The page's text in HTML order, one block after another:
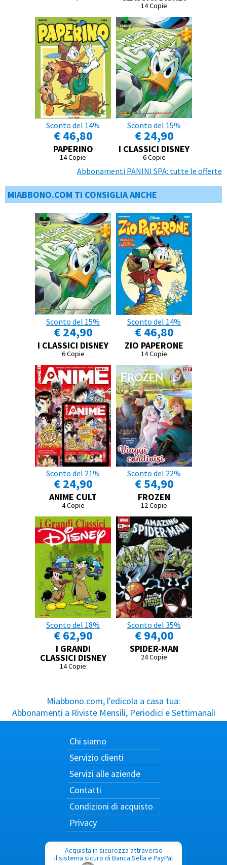
14 Copie
Sconto del 14%
€ 46,80
PAPERINO
14 Copie
Sconto del 15%
€ 24,90
I CLASSICI DISNEY
6 Copie
Abbonamenti PANINI SPA: tutte le offerte
MIABBONO.COM TI CONSIGLIA ANCHE
Sconto del 15%
€ 24,90
I CLASSICI DISNEY
6 Copie
Sconto del 14%
€ 46,80
ZIO PAPERONE
14 Copie
Sconto del 21%
€ 24,90
ANIME CULT
4 Copie
Sconto del 22%
€ 54,90
FROZEN
12 Copie
Sconto del 18%
€ 62,90
I GRANDI
CLASSICI DISNEY
14 Copie
Sconto del 35%
€ 94,00
SPIDER-MAN
24 Copie
Miabbono.com, l'edicola a casa tua:
Abbonamenti a Riviste Mensili, Periodici e Settimanali
Chi siamo
Servizio clienti
Servizi alle aziende
Contatti
Condizioni di acquisto
Privacy
Acquista in sicurezza attraverso
il sistema sicuro di Banca Sella e PayPal